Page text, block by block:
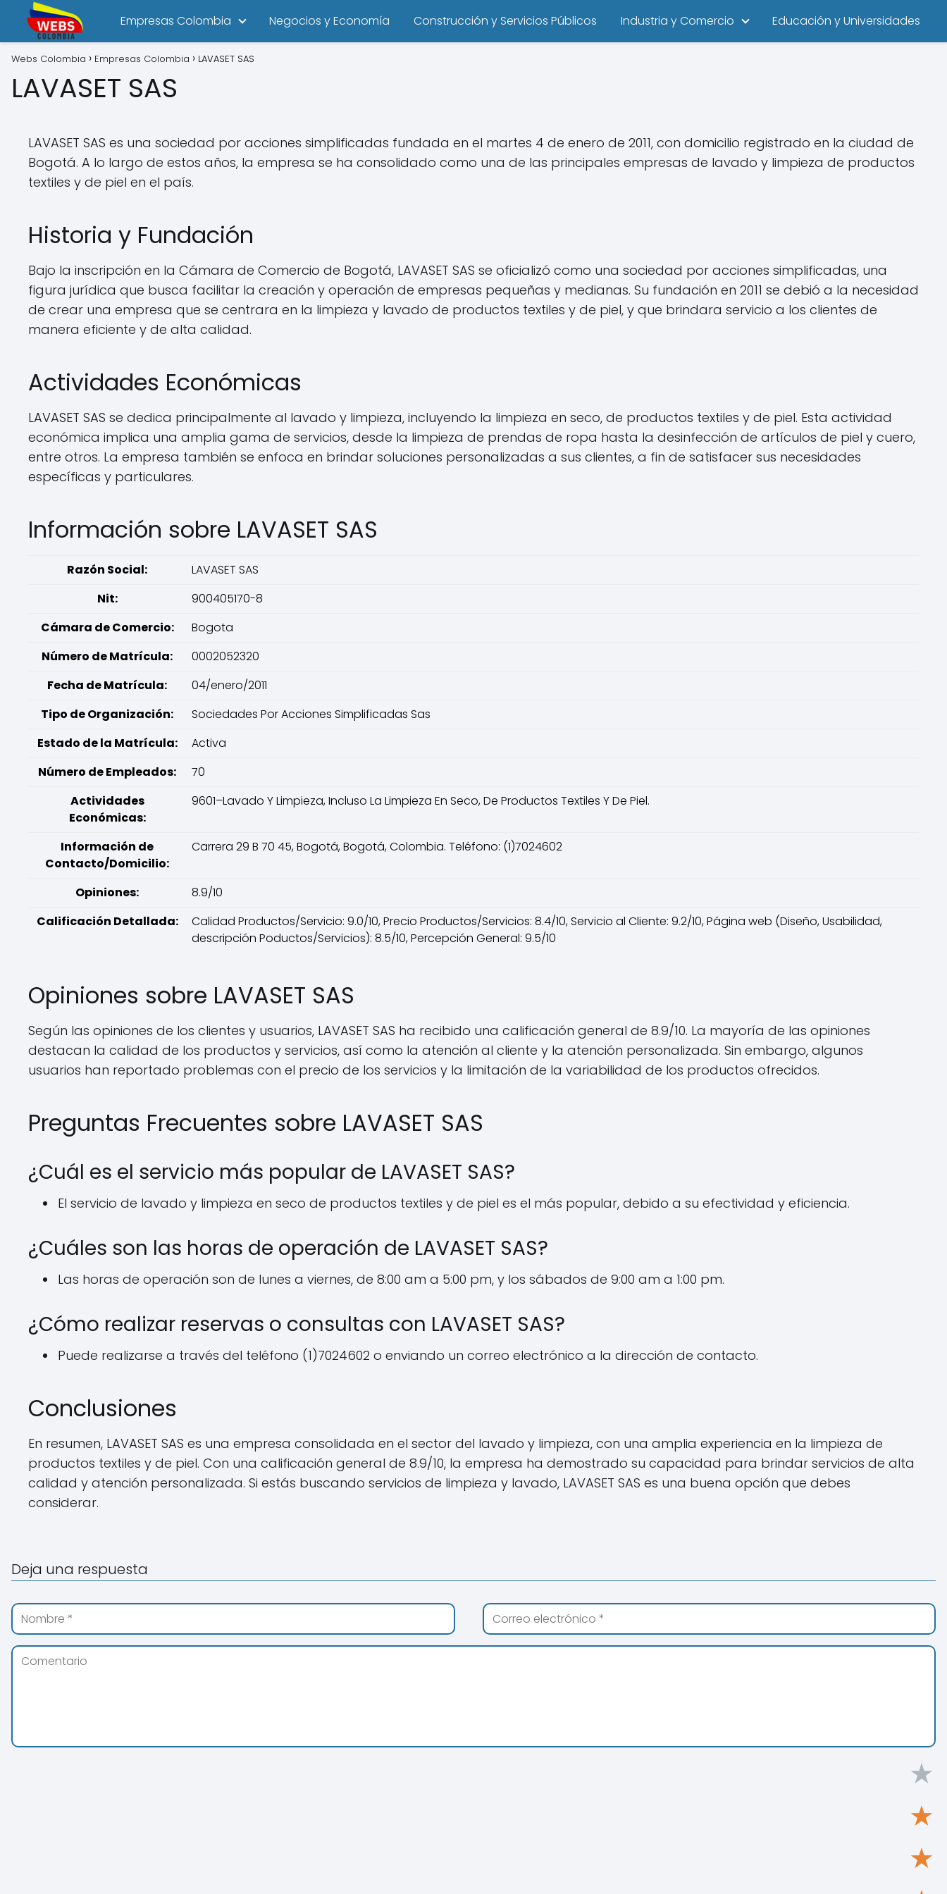
Empresas Colombia Negocios y Economía Construcción y Servicios Públicos Industria y Comercio Educación y Universidades
Webs Colombia Empresas Colombia LAVASET SAS
LAVASET SAS
LAVASET SAS es una sociedad por acciones simplificadas fundada en el martes 4 de enero de 2011, con domicilio registrado en la ciudad de
Bogotá. A lo largo de estos años, la empresa se ha consolidado como una de las principales empresas de lavado y limpieza de productos
textiles y de piel en el país.
Historia y Fundación
Bajo la inscripción en la Cámara de Comercio de Bogotá, LAVASET SAS se oficializó como una sociedad por acciones simplificadas, una
figura jurídica que busca facilitar la creación y operación de empresas pequeñas y medianas. Su fundación en 2011 se debió a la necesidad
de crear una empresa que se centrara en la limpieza y lavado de productos textiles y de piel, y que brindara servicio a los clientes de
manera eficiente y de alta calidad.
Actividades Económicas
LAVASET SAS se dedica principalmente al lavado y limpieza, incluyendo la limpieza en seco, de productos textiles y de piel. Esta actividad
económica implica una amplia gama de servicios, desde la limpieza de prendas de ropa hasta la desinfección de artículos de piel y cuero,
entre otros. La empresa también se enfoca en brindar soluciones personalizadas a sus clientes, a fin de satisfacer sus necesidades
específicas y particulares.
Información sobre LAVASET SAS
Razón Social:
LAVASET SAS
Nit:
900405170-8
Cámara de Comercio:
Bogota
Número de Matrícula:
0002052320
Fecha de Matrícula:
04/enero/2011
Tipo de Organización:
Sociedades Por Acciones Simplificadas Sas
Estado de la Matrícula:
Activa
Número de Empleados:
70
Actividades
Económicas:
9601–Lavado Y Limpieza, Incluso La Limpieza En Seco, De Productos Textiles Y De Piel.
Información de
Contacto/Domicilio:
Carrera 29 B 70 45, Bogotá, Bogotá, Colombia. Teléfono: (1)7024602
Opiniones:
8.9/10
Calificación Detallada:
Calidad Productos/Servicio: 9.0/10, Precio Productos/Servicios: 8.4/10, Servicio al Cliente: 9.2/10, Página web (Diseño, Usabilidad,
descripción Poductos/Servicios): 8.5/10, Percepción General: 9.5/10
Opiniones sobre LAVASET SAS
Según las opiniones de los clientes y usuarios, LAVASET SAS ha recibido una calificación general de 8.9/10. La mayoría de las opiniones
destacan la calidad de los productos y servicios, así como la atención al cliente y la atención personalizada. Sin embargo, algunos
usuarios han reportado problemas con el precio de los servicios y la limitación de la variabilidad de los productos ofrecidos.
Preguntas Frecuentes sobre LAVASET SAS
¿Cuál es el servicio más popular de LAVASET SAS?
El servicio de lavado y limpieza en seco de productos textiles y de piel es el más popular, debido a su efectividad y eficiencia.
¿Cuáles son las horas de operación de LAVASET SAS?
Las horas de operación son de lunes a viernes, de 8:00 am a 5:00 pm, y los sábados de 9:00 am a 1:00 pm.
¿Cómo realizar reservas o consultas con LAVASET SAS?
Puede realizarse a través del teléfono (1)7024602 o enviando un correo electrónico a la dirección de contacto.
Conclusiones
En resumen, LAVASET SAS es una empresa consolidada en el sector del lavado y limpieza, con una amplia experiencia en la limpieza de
productos textiles y de piel. Con una calificación general de 8.9/10, la empresa ha demostrado su capacidad para brindar servicios de alta
calidad y atención personalizada. Si estás buscando servicios de limpieza y lavado, LAVASET SAS es una buena opción que debes
considerar.
Deja una respuesta
★
★
★